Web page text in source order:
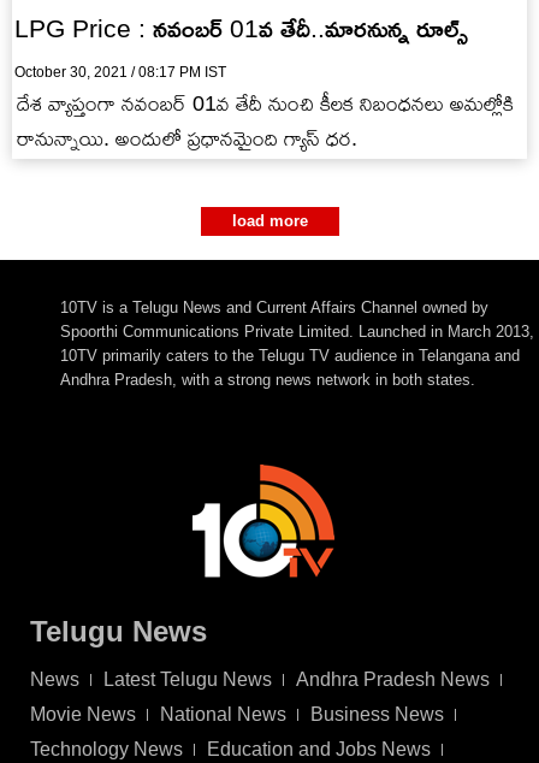
LPG Price : నవంబర్ 01వ తేదీ..మారనున్న రూల్స్
October 30, 2021 / 08:17 PM IST
దేశ వ్యాప్తంగా నవంబర్ 01వ తేదీ నుంచి కీలక నిబంధనలు అమల్లోకి
రానున్నాయి. అందులో ప్రధానమైంది గ్యాస్ ధర.
load more
10TV is a Telugu News and Current Affairs Channel owned by
Spoorthi Communications Private Limited. Launched in March 2013,
10TV primarily caters to the Telugu TV audience in Telangana and
Andhra Pradesh, with a strong news network in both states.
Telugu News
News Latest Telugu News
Andhra Pradesh News
Movie News
National News
Business News
Technology News
Education and Jobs News